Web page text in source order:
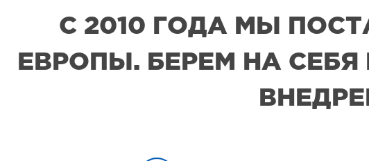
С 2010 ГОДА МЫ
ЕВРОПЫ. БЕРЕМ НА